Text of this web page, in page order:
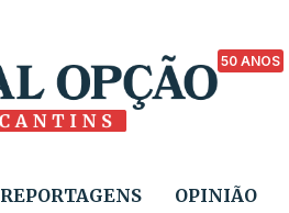
50 ANOS
REPORTAGENS OPINIÃO